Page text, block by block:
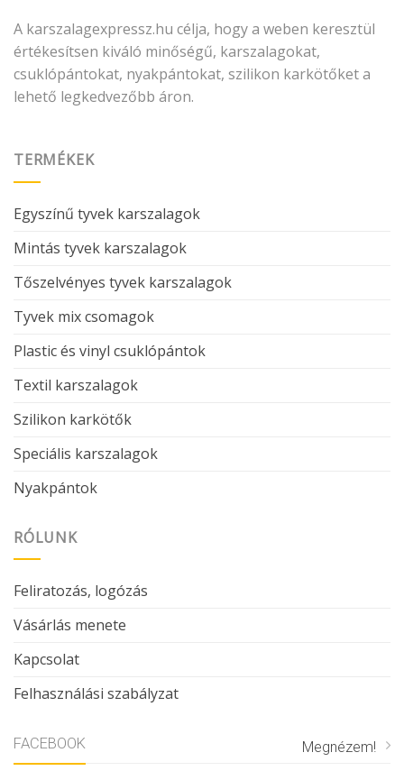
A karszalagexpressz.hu célja, hogy a weben keresztül
értékesítsen kiváló minőségű, karszalagokat,
csuklópántokat, nyakpántokat, szilikon karkötőket a
lehető legkedvezőbb áron.
TERMÉKEK
Egyszínű tyvek karszalagok
Mintás tyvek karszalagok
Tőszelvényes tyvek karszalagok
Tyvek mix csomagok
Plastic és vinyl csuklópántok
Textil karszalagok
Szilikon karkötők
Speciális karszalagok
Nyakpántok
RÓLUNK
Feliratozás, logózás
Vásárlás menete
Kapcsolat
Felhasználási szabályzat
FACEBOOK Megnézem!